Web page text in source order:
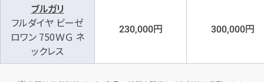
ブルガリ
フルダイヤ ビーゼ
ロワン 750ＷＧ ネ
ックレス
230,000円 300,000円